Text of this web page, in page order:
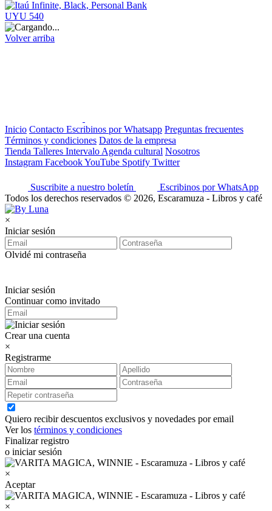
UYU 540
Volver arriba
Inicio Contacto Escribinos por Whatsapp Preguntas frecuentes
Términos y condiciones Datos de la empresa
Tienda Talleres Intervalo Agenda cultural Nosotros
Instagram FacebookYouTube Spotify Twitter
Suscribite a nuestro boletín
Escribinos por WhatsApp
Todos los derechos reservados © 2026, Escaramuza - Libros y café
×
Iniciar sesión
Olvidé mi contraseña
Iniciar sesión
Continuar como invitado
Crear una cuenta
×
Registrarme
Quiero recibir descuentos exclusivos y novedades por email
Ver los términos y condiciones
Finalizar registro
o iniciar sesión
×
Aceptar
×